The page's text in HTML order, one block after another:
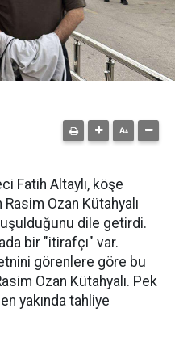
Fatih Altaylı, köşe
Ozan Kütahyalı
dile getirdi.
bir "itirafçı" var.
görenlere göre bu
Ozan Kütahyalı. Pek
yakında tahliye